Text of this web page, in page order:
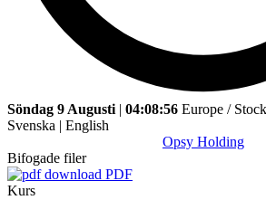
Söndag 9 Augusti | 04:08:56 Europe /
Svenska | English
Opsy Holding
Bifogade filer
PDF
Kurs